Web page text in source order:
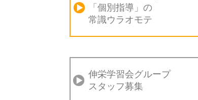
「個別指導」の
常識ウラオモテ
伸栄学習会グループ
スタッフ募集